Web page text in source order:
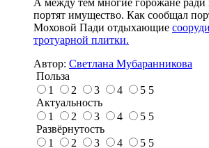
портят имущество. Как сообщал
Моховой Пади отдыхающие
тротуарной плитки.
Автор: Светлана Мубаранникова
Польза
1
2 3 4 5 5
Актуальность
1
2 3 4 5 5
Развёрнутость
1
2 3 4 5 5